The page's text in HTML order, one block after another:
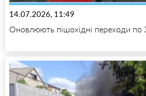
14.07.2026, 11:49
Оновлюють пішохідні переходи